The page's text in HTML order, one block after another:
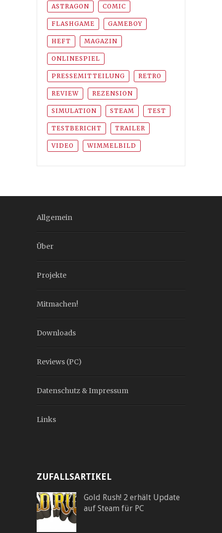
ASTRAGON COMIC
FLASHGAME GAMEBOY
HEFT MAGAZIN
ONLINESPIEL
PRESSEMITTEILUNG RETRO
REVIEW REZENSION
SIMULATION STEAM TEST
TESTBERICHT TRAILER
VIDEO WIMMELBILD
Allgemein
Über
Projekte
Mitmachen!
Downloads
Reviews (PC)
Datenschutz & Impressum
Links
ZUFALLSARTIKEL
Gold Rush! 2 erhält Update
auf Steam für PC